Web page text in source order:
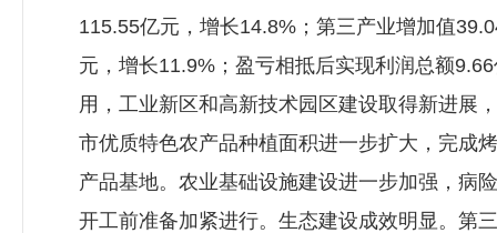
115.55亿元，增长14.8%；第三产业增加值
元，增长11.9%；盈亏相抵后实现利润总额
用，工业新区和高新技术园区建设取得新进展
市优质特色农产品种植面积进一步扩大，完成
产品基地。农业基础设施建设进一步加强，病
开工前准备加紧进行。生态建设成效明显。第